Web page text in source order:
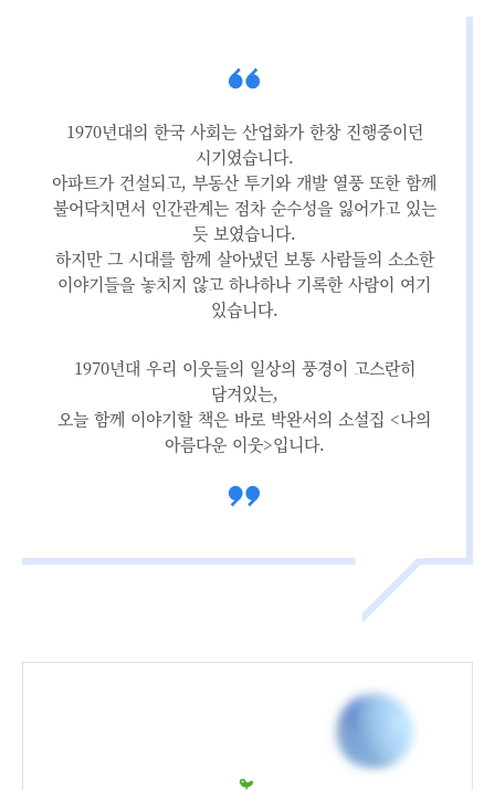
1970년대의 한국 사회는 산업화가 한창 진행중이던
시기였습니다.
아파트가 건설되고, 부동산 투기와 개발 열풍 또한 함께
불어닥치면서 인간관계는 점차 순수성을 잃어가고 있는
듯 보였습니다.
하지만 그 시대를 함께 살아냈던 보통 사람들의 소소한
이야기들을 놓치지 않고 하나하나 기록한 사람이 여기
있습니다.
1970년대 우리 이웃들의 일상의 풍경이 고스란히
담겨있는,
오늘 함께 이야기할 책은 바로 박완서의 소설집 <나의
아름다운 이웃>입니다.